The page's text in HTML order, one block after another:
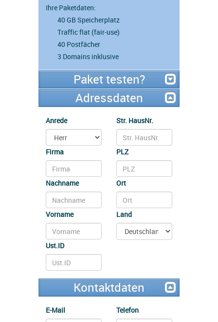
Ihre Paketdaten:
40 GB Speicherplatz
Traffic flat (fair-use)
40 Postfächer
3 Domains inklusive
Paket testen?
Adressdaten
Anrede
Firma
Nachname
Vorname
Ust.ID
Str. HausNr.
PLZ
Ort
Land
Kontaktdaten
E-Mail Telefon